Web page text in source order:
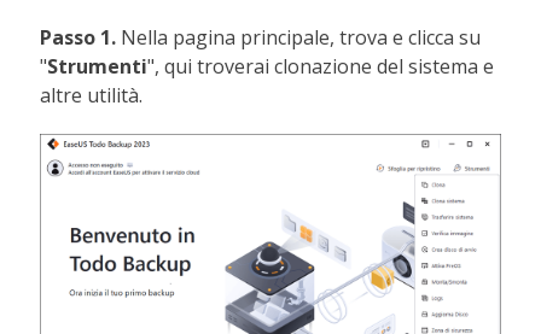
Passo 1. Nella pagina principale, trova e clicca su
"Strumenti", qui troverai clonazione del sistema e
altre utilità.